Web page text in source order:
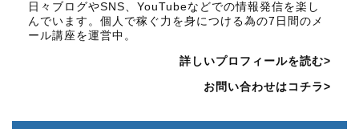
日々ブログやSNS、YouTubeなどでの情報発信を楽し
んでいます。個人で稼ぐ力を身につける為の7日間のメ
ール講座を運営中。
詳しいプロフィールを読む>
お問い合わせはコチラ>